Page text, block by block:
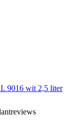
9016 wit 2,5 liter